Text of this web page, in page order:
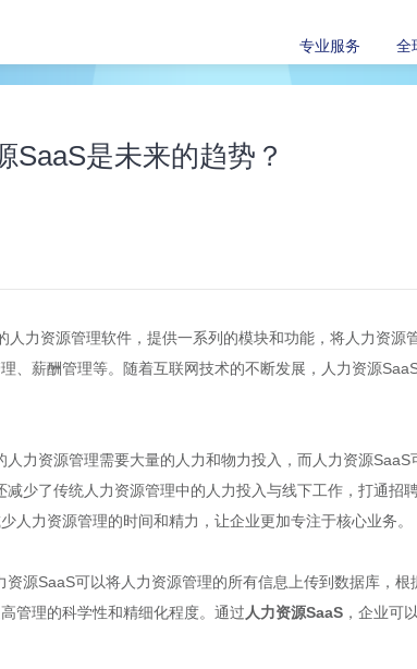
专业服务 全
SaaS是未来的趋势？
人力资源管理软件，提供一系列的模块和功能，将人力资
、薪酬管理等。随着互联网技术的不断发展，人力资源
力资源管理需要大量的人力和物力投入，而人力资源
少了传统人力资源管理中的人力投入与线下工作，打通招
人力资源管理的时间和精力，让企业更加专注于核心业务。
源SaaS可以将人力资源管理的所有信息上传到数据库，
管理的科学性和精细化程度。通过 人力资源SaaS ，企业可